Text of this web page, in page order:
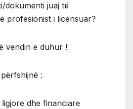
dokumenti juaj të
profesionist i licensuar?
vendin e duhur !
:
dhe financiare